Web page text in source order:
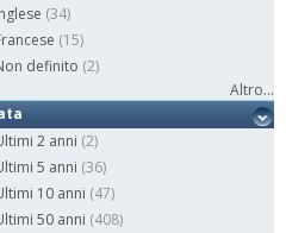
(34)
(15)
definito (2)
Altro...
2 anni (2)
5 anni (36)
10 anni (47)
50 anni (408)